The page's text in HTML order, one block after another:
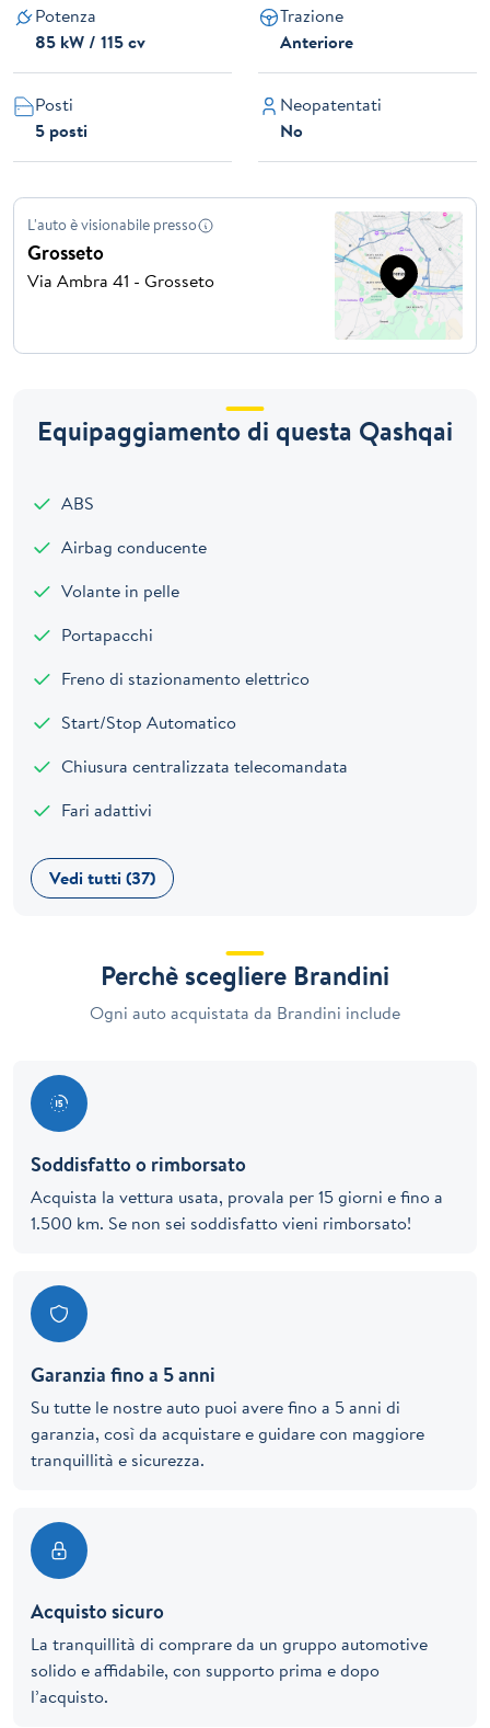
Potenza
85 kW / 115 cv
Trazione
Anteriore
Posti
5 posti
Neopatentati
No
L'auto è visionabile presso
Grosseto
Via Ambra 41 - Grosseto
Equipaggiamento di questa Qashqai
ABS
Airbag conducente
Volante in pelle
Portapacchi
Freno di stazionamento elettrico
Start/Stop Automatico
Chiusura centralizzata telecomandata
Fari adattivi
Vedi tutti (37)
Perchè scegliere Brandini
Ogni auto acquistata da Brandini include
Soddisfatto o rimborsato
Acquista la vettura usata, provala per 15 giorni e fino a
1.500 km. Se non sei soddisfatto vieni rimborsato!
Garanzia fino a 5 anni
Su tutte le nostre auto puoi avere fino a 5 anni di
garanzia, così da acquistare e guidare con maggiore
tranquillità e sicurezza.
Acquisto sicuro
La tranquillità di comprare da un gruppo automotive
solido e affidabile, con supporto prima e dopo
l’acquisto.